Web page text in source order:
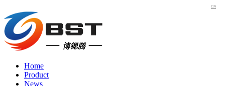
CN
Home
Product
News